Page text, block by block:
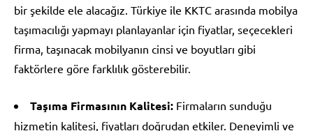
bir şekilde ele alacağız. Türkiye ile KKTC arasında mobilya
taşımacılığı yapmayı planlayanlar için fiyatlar, seçecekleri
firma, taşınacak mobilyanın cinsi ve boyutları gibi
faktörlere göre farklılık gösterebilir.
Taşıma Firmasının Kalitesi: Firmaların sunduğu
hizmetin kalitesi, fiyatları doğrudan etkiler. Deneyimli ve